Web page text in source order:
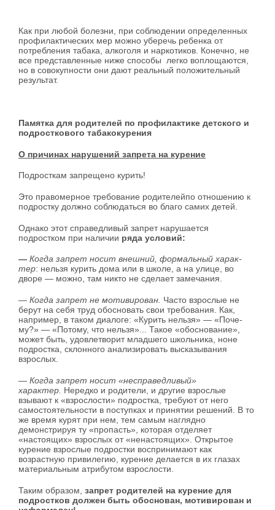
Как при любой болезни, при соблюдении определенных
профилактических мер можно уберечь ребенка от
потребления табака, алкоголя и наркотиков. Конечно, не
все представленные ниже способы легко воплощаются,
но в совокупности они дают реальный положительный
результат.
Памятка для родителей по профилактике детского и
подросткового табакокурения
О причинах нарушений запрета на курение
Подросткам запрещено курить!
Это правомерное тре­бование родителейпо отношению к
подростку должно соблюдаться во благо самих детей.
Од­нако этот справедливый запрет нарушается
подростком при наличии ряда условий:
— Когда запрет носит внешний, формальный харак­
тер: нельзя курить дома или в школе, а на улице, во
дворе — можно, там никто не сделает замечания.
— Когда запрет не мотивирован. Часто взрослые не
берут на себя труд обосновать свои требования. Как,
например, в таком диалоге: «Курить нельзя» — «Поче­
му?» — «Потому, что нельзя»... Такое «обоснование»,
может быть, удовлетворит младшего школьника, ноне
подростка, склонного анализировать высказывания
взрослых.
— Когда запрет носит «несправедливый»
характер. Нередко и родители, и другие взрослые
взывают к «взрослости» подростка, требуют от него
самостоятельности в поступках и принятии решений. В то
же время курят при нем, тем самым наглядно
демонстрируя ту «пропасть», которая отделяет
«настоящих» взрослых от «ненастоя­щих». Открытое
курение взрослые подростки воспринимают как
возрастную привилегию, курение делается в их глазах
материальным атрибутом взрослости.
Таким образом, запрет родителей на курение для
подростков долже­н быть обоснован, мотивирован и